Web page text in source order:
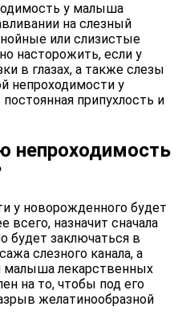
у малыша
на слезный
или слизистые
насторожить, если у
в глазах, а также слезы
непроходимости у
припухлость и
непроходимость
у новорожденного будет
всего, назначит сначала
будет заключаться в
слезного канала, а
малыша лекарственных
на то, чтобы под его
желатинообразной